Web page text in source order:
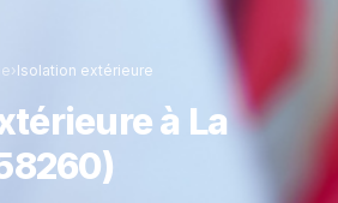
› Isolation extérieure
à La